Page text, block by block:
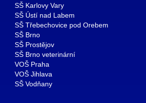
SŠ Karlovy Vary
SŠ Ústí nad Labem
SŠ Třebechovice pod Orebem
SŠ Brno
SŠ Prostějov
SŠ Brno veterinární
VOŠ Praha
VOŠ Jihlava
SŠ Vodňany